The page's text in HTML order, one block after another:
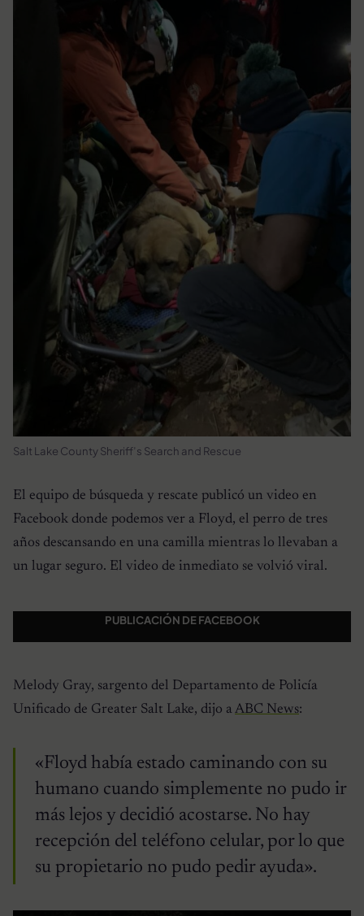
Salt Lake County Sheriff’s Search and Rescue
El equipo de búsqueda y rescate publicó un video en
Facebook donde podemos ver a Floyd, el perro de tres
años descansando en una camilla mientras lo llevaban a
un lugar seguro. El video de inmediato se volvió viral.
PUBLICACIÓN DE FACEBOOK
Melody Gray, sargento del Departamento de Policía
Unificado de Greater Salt Lake, dijo aABC News:
«Floyd había estado caminando con su
humano cuando simplemente no pudo ir
más lejos y decidió acostarse. No hay
recepción del teléfono celular, por lo que
su propietario no pudo pedir ayuda».